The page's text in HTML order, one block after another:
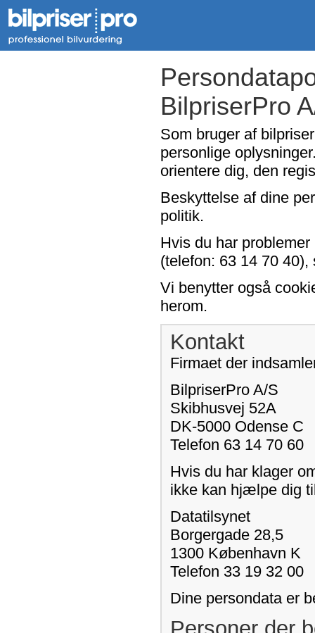
BilpriserPro
Som bruger af
personlige
orientere dig, den
Beskyttelse af dine
politik.
Hvis du har
(telefon: 63 14 70
Vi benytter også
herom.
Kontakt
Firmaet der
BilpriserPro A/S
Skibhusvej 52A
DK-5000 Odense C
Telefon 63 14 70 60
Hvis du har klager
ikke kan hjælpe dig
Datatilsynet
Borgergade 28,5
1300 København K
Telefon 33 19 32 00
Dine persondata er
Personer der